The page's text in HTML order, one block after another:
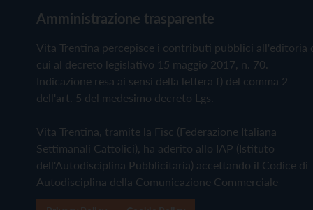
Amministrazione trasparente
Vita Trentina percepisce i contributi pubblici all'editoria
cui al decreto legislativo 15 maggio 2017, n. 70.
Indicazione resa ai sensi della lettera f) del comma 2
dell'art. 5 del medesimo decreto Lgs.
Vita Trentina, tramite la Fisc (Federazione Italiana
Settimanali Cattolici), ha aderito allo IAP (Istituto
dell'Autodisciplina Pubblicitaria) accettando il Codice di
Autodisciplina della Comunicazione Commerciale